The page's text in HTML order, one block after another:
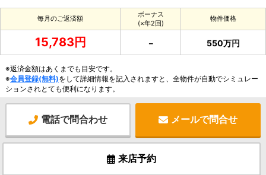
毎月のご返済額
ボーナス
(×年2回)
物件価格
15,783円 － 550万円
※返済金額はあくまでも目安です。
※会員登録(無料)をして詳細情報を記入されますと、全物件が自動でシミュレー
ションされとても便利になります。
電話で問合わせ メールで問合せ
来店予約